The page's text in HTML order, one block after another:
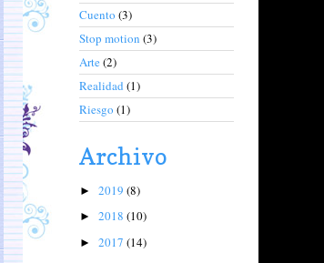
Cuento (3)
Stop motion (3)
Arte(2)
Realidad (1)
Riesgo (1)
Archivo
► 2019 (8)
► 2018 (10)
► 2017 (14)